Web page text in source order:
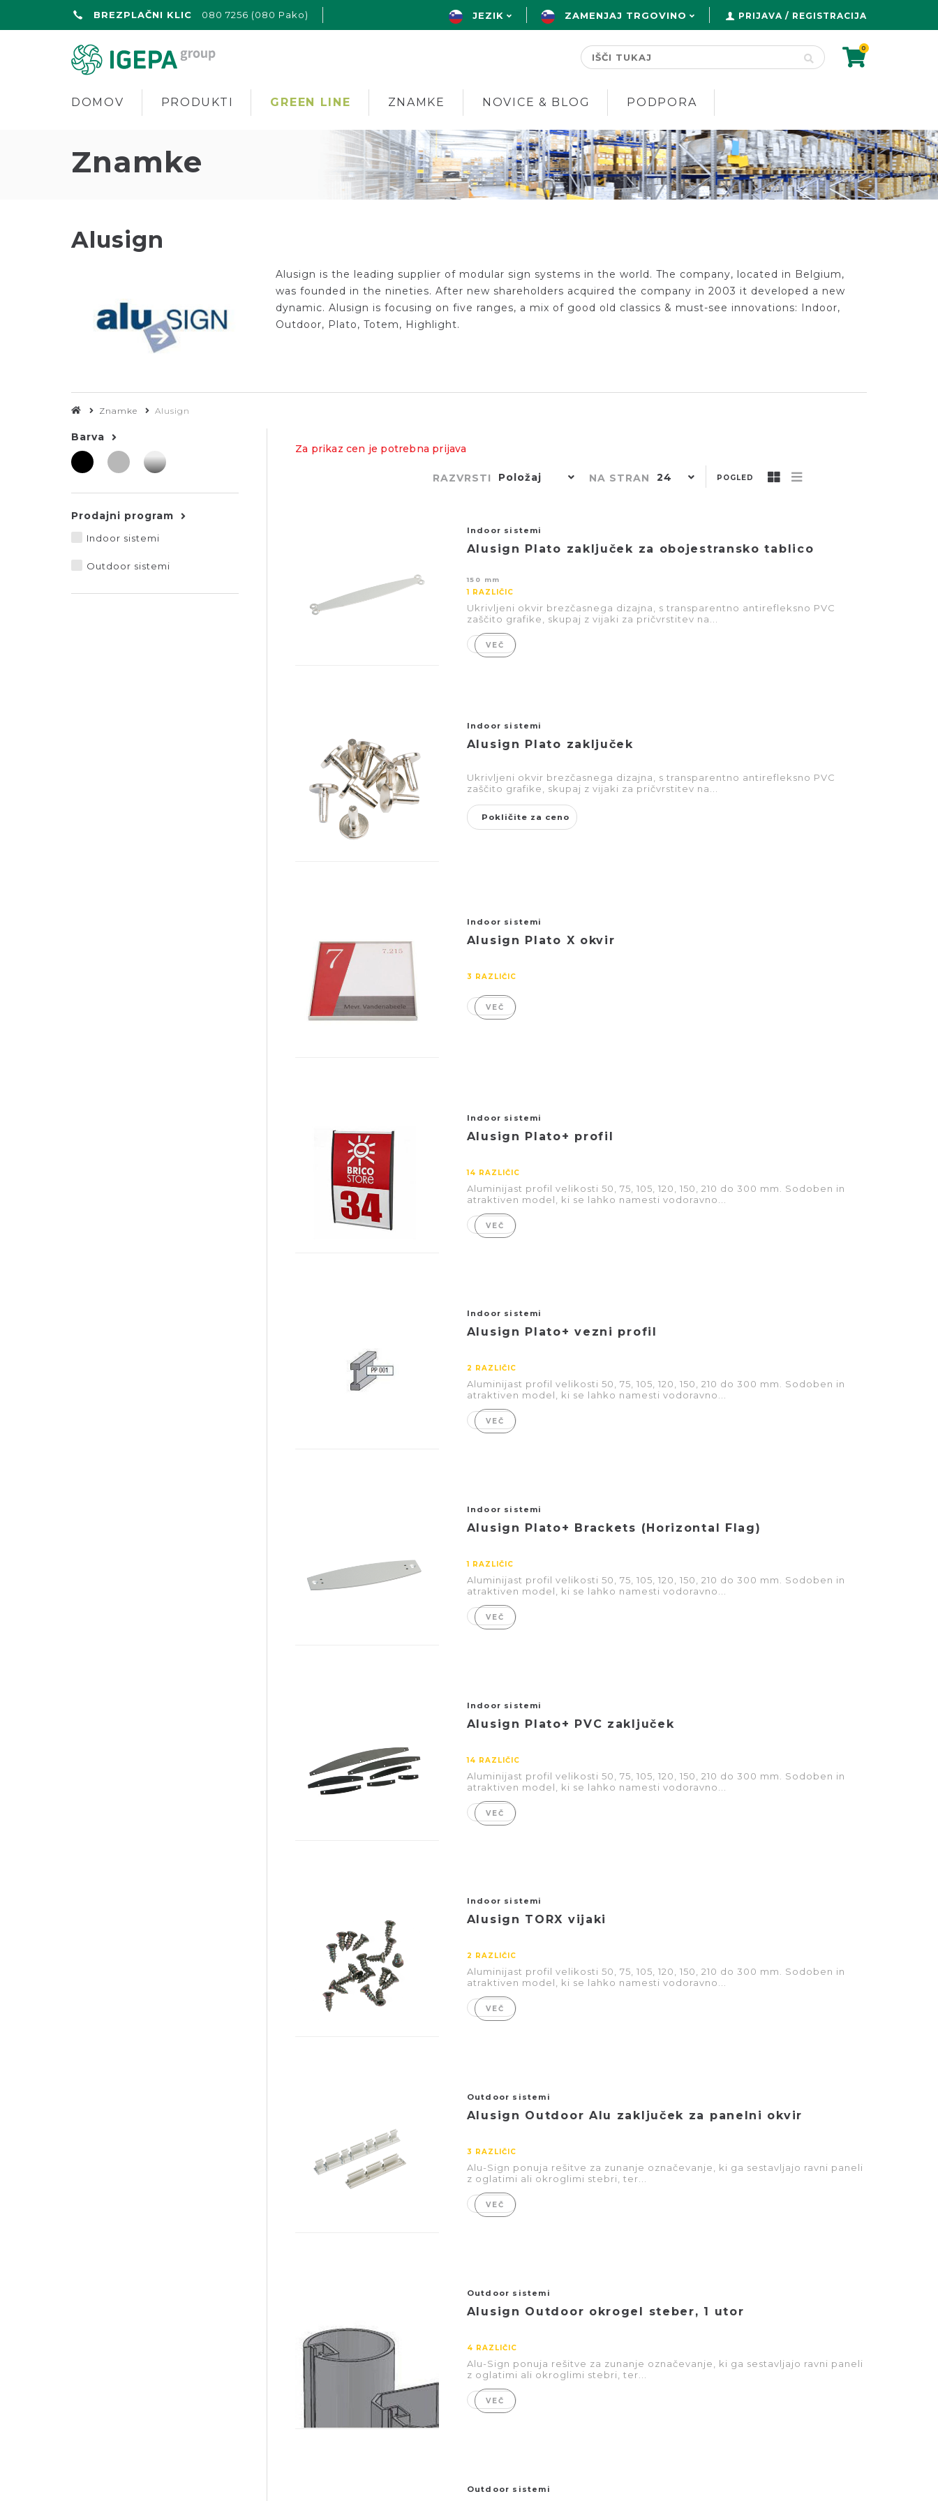
BREZPLAČNI KLIC 080 7256 (080 Pako) JEZIK ZAMENJAJ TRGOVINO
0
PRIJAVA / REGISTRACIJA
DOMOV PRODUKTI GREEN LINE ZNAMKE NOVICE & BLOG PODPORA
Znamke
Alusign
Alusign is the leading supplier of modular sign systems in the world. The company, located in Belgium,
was founded in the nineties. After new shareholders acquired the company in 2003 it developed a new
dynamic. Alusign is focusing on five ranges, a mix of good old classics & must-see innovations: Indoor,
Outdoor, Plato, Totem, Highlight.
Znamke Alusign
Barva
Prodajni program
Indoor sistemi
Outdoor sistemi
Za prikaz cen je potrebna prijava
RAZVRSTI Položaj NA STRAN 24 POGLED
Indoor sistemi
Alusign Plato zaključek za obojestransko tablico
150 mm
1 RAZLIČIC
Ukrivljeni okvir brezčasnega dizajna, s transparentno antirefleksno PVC
zaščito grafike, skupaj z vijaki za pričvrstitev na...
VEČ
Indoor sistemi
Alusign Plato zaključek
Ukrivljeni okvir brezčasnega dizajna, s transparentno antirefleksno PVC
zaščito grafike, skupaj z vijaki za pričvrstitev na...
Pokličite za ceno
Indoor sistemi
Alusign Plato X okvir
3 RAZLIČIC
VEČ
Indoor sistemi
Alusign Plato+ profil
14 RAZLIČIC
Aluminijast profil velikosti 50, 75, 105, 120, 150, 210 do 300 mm. Sodoben in
atraktiven model, ki se lahko namesti vodoravno...
VEČ
Indoor sistemi
Alusign Plato+ vezni profil
2 RAZLIČIC
Aluminijast profil velikosti 50, 75, 105, 120, 150, 210 do 300 mm. Sodoben in
atraktiven model, ki se lahko namesti vodoravno...
VEČ
Indoor sistemi
Alusign Plato+ Brackets (Horizontal Flag)
1 RAZLIČIC
Aluminijast profil velikosti 50, 75, 105, 120, 150, 210 do 300 mm. Sodoben in
atraktiven model, ki se lahko namesti vodoravno...
VEČ
Indoor sistemi
Alusign Plato+ PVC zaključek
14 RAZLIČIC
Aluminijast profil velikosti 50, 75, 105, 120, 150, 210 do 300 mm. Sodoben in
atraktiven model, ki se lahko namesti vodoravno...
VEČ
Indoor sistemi
Alusign TORX vijaki
2 RAZLIČIC
Aluminijast profil velikosti 50, 75, 105, 120, 150, 210 do 300 mm. Sodoben in
atraktiven model, ki se lahko namesti vodoravno...
VEČ
Outdoor sistemi
Alusign Outdoor Alu zaključek za panelni okvir
3 RAZLIČIC
Alu-Sign ponuja rešitve za zunanje označevanje, ki ga sestavljajo ravni paneli
z oglatimi ali okroglimi stebri, ter...
VEČ
Outdoor sistemi
Alusign Outdoor okrogel steber, 1 utor
4 RAZLIČIC
Alu-Sign ponuja rešitve za zunanje označevanje, ki ga sestavljajo ravni paneli
z oglatimi ali okroglimi stebri, ter...
VEČ
Outdoor sistemi